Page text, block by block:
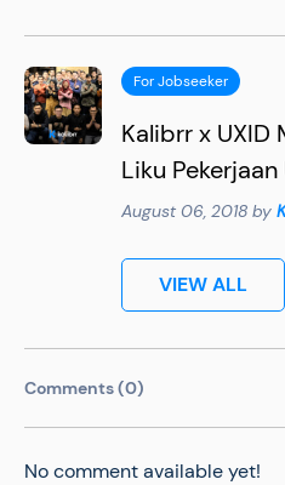
For Jobseeker
Kalibrr x UXID
Liku Pekerjaan
August 06, 2018 by
VIEW ALL
Comments (0)
No comment available yet!